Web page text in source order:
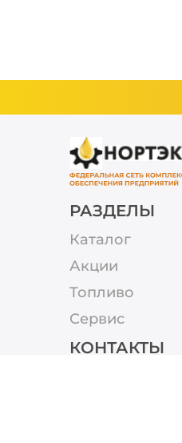
РАЗДЕЛЫ
Каталог
Акции
Топливо
Сервис
КОНТАКТЫ